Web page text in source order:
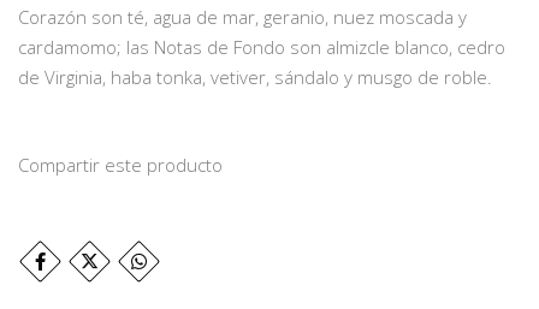
Corazón son té, agua de mar, geranio, nuez moscada y
cardamomo; las Notas de Fondo son almizcle blanco, cedro
de Virginia, haba tonka, vetiver, sándalo y musgo de roble.
Compartir este producto